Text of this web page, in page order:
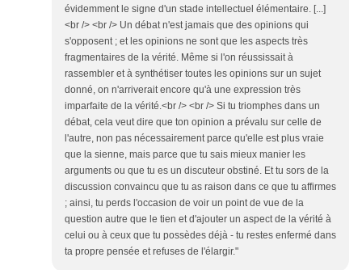
évidemment le signe d'un stade intellectuel élémentaire. [...]
<br /> <br /> Un débat n'est jamais que des opinions qui
s'opposent ; et les opinions ne sont que les aspects très
fragmentaires de la vérité. Même si l'on réussissait à
rassembler et à synthétiser toutes les opinions sur un sujet
donné, on n'arriverait encore qu'à une expression très
imparfaite de la vérité.<br /> <br /> Si tu triomphes dans un
débat, cela veut dire que ton opinion a prévalu sur celle de
l'autre, non pas nécessairement parce qu'elle est plus vraie
que la sienne, mais parce que tu sais mieux manier les
arguments ou que tu es un discuteur obstiné. Et tu sors de la
discussion convaincu que tu as raison dans ce que tu affirmes
; ainsi, tu perds l'occasion de voir un point de vue de la
question autre que le tien et d'ajouter un aspect de la vérité à
celui ou à ceux que tu possèdes déjà - tu restes enfermé dans
ta propre pensée et refuses de l'élargir."